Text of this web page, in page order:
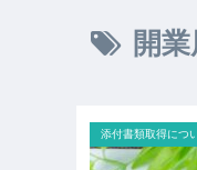
開
添付書類取得につ